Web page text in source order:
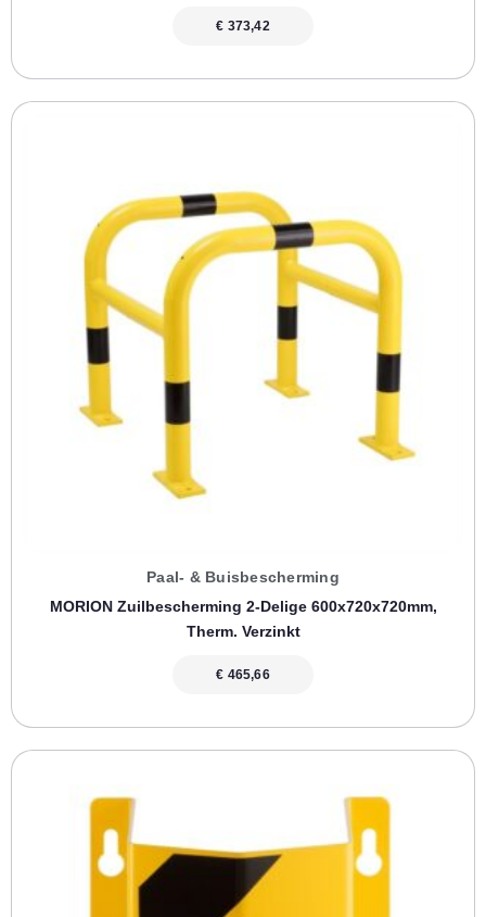
€ 373,42
Paal- & Buisbescherming
MORION Zuilbescherming 2-Delige 600x720x720mm,
Therm. Verzinkt
€ 465,66